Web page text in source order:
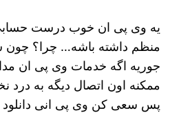
یه وی پی ان خوب درست حسابی
منظم داشته باشه… چرا؟ چون
جوریه اگه خدمات وی پی ان
ممکنه اون اتصال دیگه به درد
پس سعی کن وی پی انی